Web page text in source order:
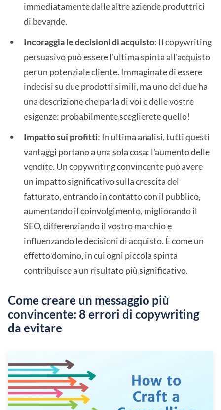
immediatamente dalle altre aziende produttrici
di bevande.
Incoraggia le decisioni di acquisto: Il copywriting
persuasivopuò essere l'ultima spinta all'acquisto
per un potenziale cliente. Immaginate di essere
indecisi su due prodotti simili, ma uno dei due ha
una descrizione che parla di voi e delle vostre
esigenze: probabilmente sceglierete quello!
Impatto sui profitti: In ultima analisi, tutti questi
vantaggi portano a una sola cosa: l'aumento delle
vendite. Un copywriting convincente può avere
un impatto significativo sulla crescita del
fatturato, entrando in contatto con il pubblico,
aumentando il coinvolgimento, migliorando il
SEO, differenziando il vostro marchio e
influenzando le decisioni di acquisto. È come un
effetto domino, in cui ogni piccola spinta
contribuisce a un risultato più significativo.
Come creare un messaggio più
convincente: 8 errori di copywriting
da evitare